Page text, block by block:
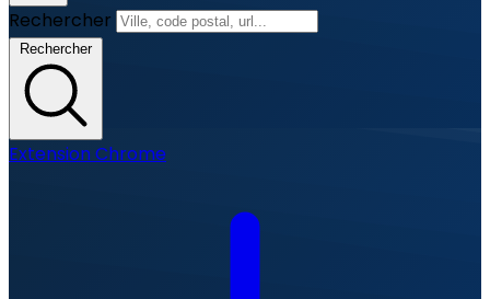
Rechercher
Rechercher
Extension Chrome